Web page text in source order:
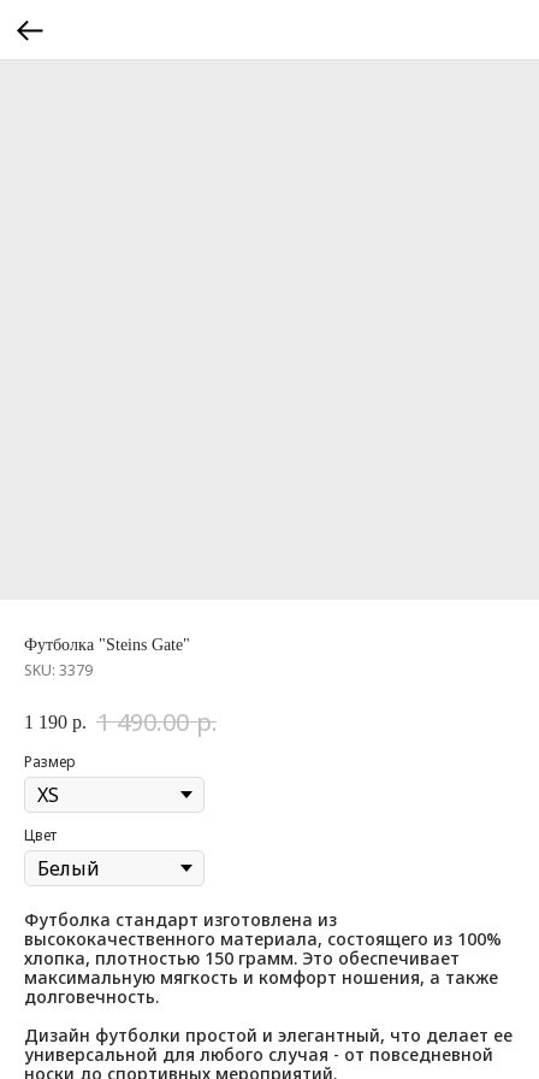
Футболка "Steins Gate"
SKU: 3379
1 190 р. 1 490.00 р.
Размер
Цвет
Футболка стандарт изготовлена из
высококачественного материала, состоящего из 100%
хлопка, плотностью 150 грамм. Это обеспечивает
максимальную мягкость и комфорт ношения, а также
долговечность.
Дизайн футболки простой и элегантный, что делает ее
универсальной для любого случая - от повседневной
носки до спортивных мероприятий.